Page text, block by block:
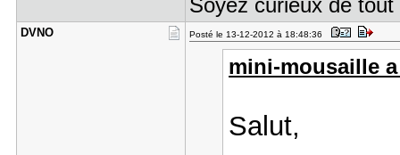
Soyez curieux de
DVNO Posté le 13-12-2012 à 18:48:36
mini-mousaille
Salut,